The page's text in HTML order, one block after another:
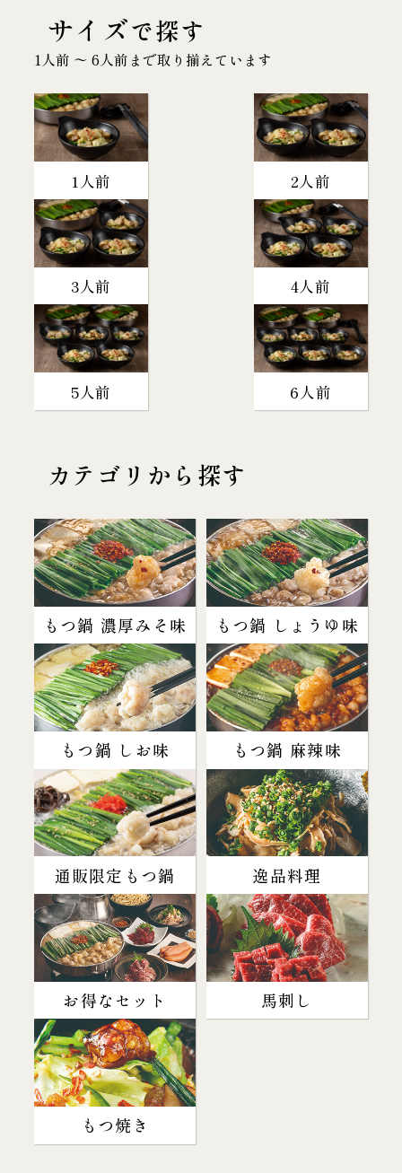
サイズで探す
1人前 〜 6人前まで取り揃えています
1人前 2人前
3人前 4人前
5人前 6人前
カテゴリから探す
もつ鍋 濃厚みそ味 もつ鍋 しょうゆ味
もつ鍋 しお味 もつ鍋 麻辣味
通販限定もつ鍋 逸品料理
お得なセット 馬刺し
もつ焼き